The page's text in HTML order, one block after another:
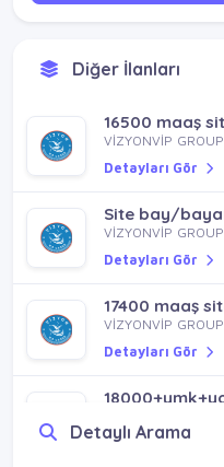
Diğer İlanları
VİZYONVİP GROUP
Detayları Gör
VİZYONVİP GROUP
Detayları Gör
VİZYONVİP GROUP
Detayları Gör
Detayları Gör
Detaylı Arama